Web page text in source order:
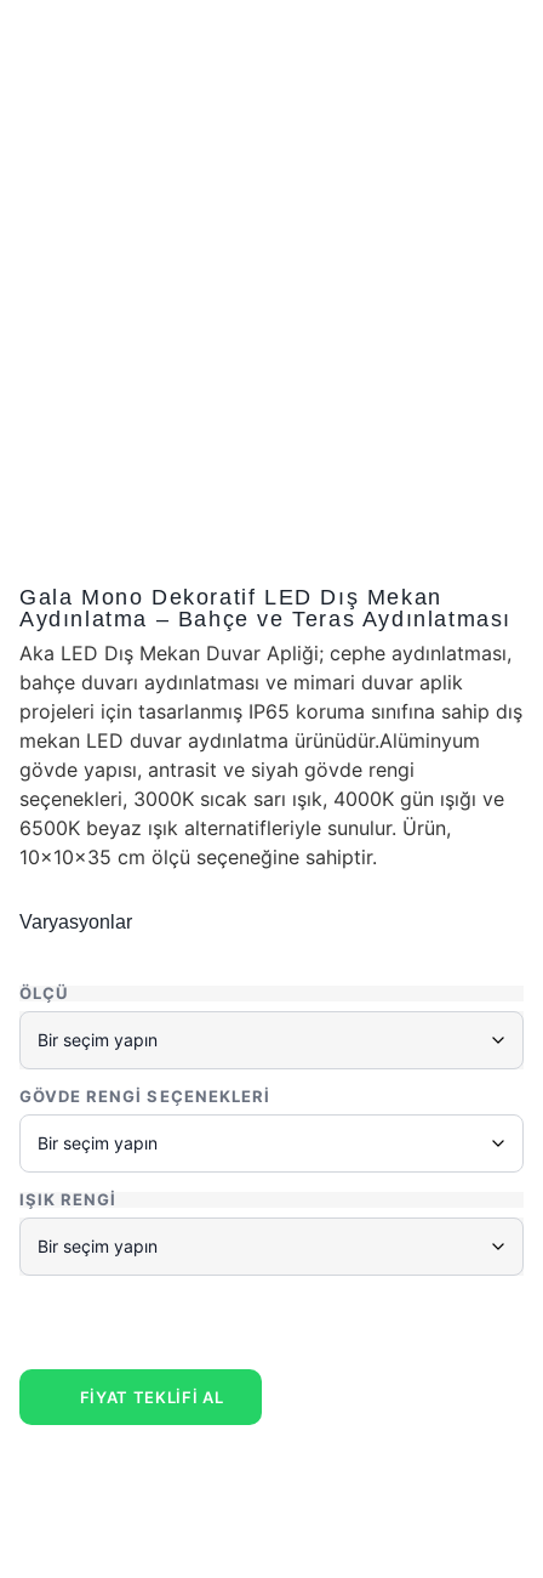
Gala Mono Dekoratif LED Dış Mekan
Aydınlatma – Bahçe ve Teras Aydınlatması
Aka LED Dış Mekan Duvar Apliği; cephe aydınlatması,
bahçe duvarı aydınlatması ve mimari duvar aplik
projeleri için tasarlanmış IP65 koruma sınıfına sahip dış
mekan LED duvar aydınlatma ürünüdür.Alüminyum
gövde yapısı, antrasit ve siyah gövde rengi
seçenekleri, 3000K sıcak sarı ışık, 4000K gün ışığı ve
6500K beyaz ışık alternatifleriyle sunulur. Ürün,
10x10x35 cm ölçü seçeneğine sahiptir.
Varyasyonlar
ÖLÇÜ
GÖVDE RENGI SEÇENEKLERI
IŞIK RENGI
FİYAT TEKLİFİ AL